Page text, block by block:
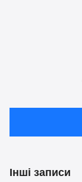
Інші записи